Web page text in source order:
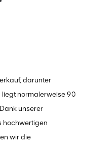
darunter
normalerweise 90
unserer
hochwertigen
wir die